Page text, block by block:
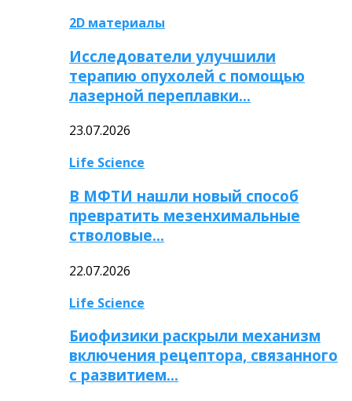
2D материалы
Исследователи улучшили
терапию опухолей с помощью
лазерной переплавки…
23.07.2026
Life Science
В МФТИ нашли новый способ
превратить мезенхимальные
стволовые…
22.07.2026
Life Science
Биофизики раскрыли механизм
включения рецептора, связанного
с развитием…